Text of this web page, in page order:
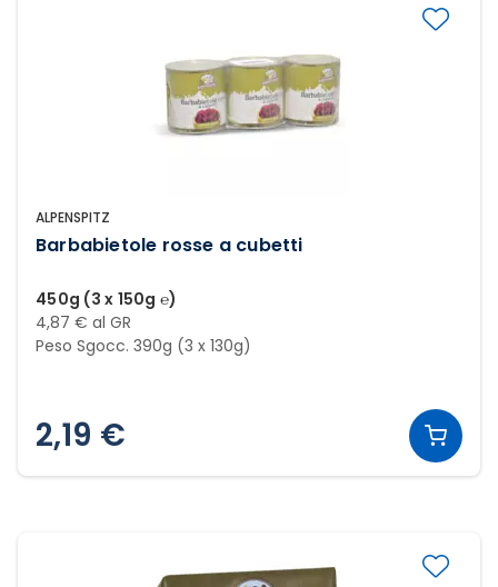
ALPENSPITZ
Barbabietole rosse a cubetti
450g (3 x 150g ℮)
4,87 € al GR
Peso Sgocc. 390g (3 x 130g)
2,19 €